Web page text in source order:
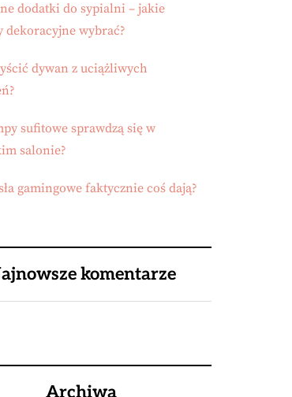
dodatki do sypialni – jakie
dekoracyjne wybrać?
dywan z uciążliwych
sufitowe sprawdzą się w
salonie?
gamingowe faktycznie coś dają?
komentarze
Archiwa